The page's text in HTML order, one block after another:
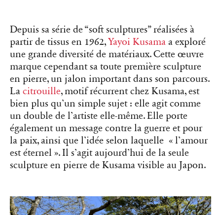
Depuis sa série de “soft sculptures” réalisées à
partir de tissus en 1962,Yayoi Kusama a exploré
une grande diversité de matériaux. Cette œuvre
marque cependant sa toute première sculpture
en pierre, un jalon important dans son parcours.
La citrouille, motif récurrent chez Kusama, est
bien plus qu’un simple sujet : elle agit comme
un double de l’artiste elle-même. Elle porte
également un message contre la guerre et pour
la paix, ainsi que l’idée selon laquelle « l’amour
est éternel ». Il s’agit aujourd’hui de la seule
sculpture en pierre de Kusama visible au Japon.